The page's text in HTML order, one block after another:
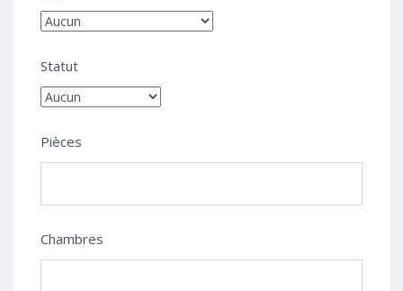
Statut
Pièces
Chambres